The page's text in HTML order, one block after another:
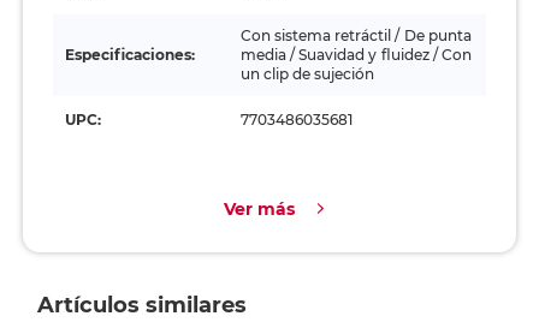
Especificaciones:
Con sistema retráctil / De punta
media / Suavidad y fluidez / Con
un clip de sujeción
UPC: 7703486035681
Ver más
Artículos similares